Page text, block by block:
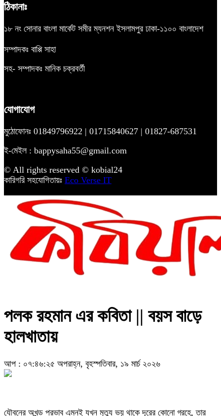
ঠিকানাঃ
১৮ নং সোনার বাংলা মার্কেট সমীর ম্যনশন ইসলামপুর ঢাকা-১১০০ বাংলাদেশ
সম্পাদকঃ বাপ্পি সাহা
সহ- সম্পাদকঃ মানিক চক্রবর্তী
যোগাযোগ
মুঠোফোনঃ 01849796922 | 01715840627 | 01827-687531
ই-মেইল : bappysaha55@gmail.com
© All rights reserved © kobial24
কারিগরি সহযোগিতায়ঃ Eco Verse IT
পলক রহমান এর কবিতা || বয়স বাড়ে
হালখাতায়
আপ : ০৭:৪৬:২৫ অপরাহ্ন, বৃহস্পতিবার, ১৯ মার্চ ২০২৬
যৌবনের অখন্ড প্রভাব এমনই যখন মৃত্যু ভয় থাকে দূরের কোনো গ্রহে, তার